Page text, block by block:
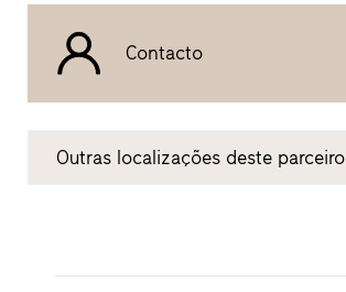
Contacto
Outras localizações deste parceiro